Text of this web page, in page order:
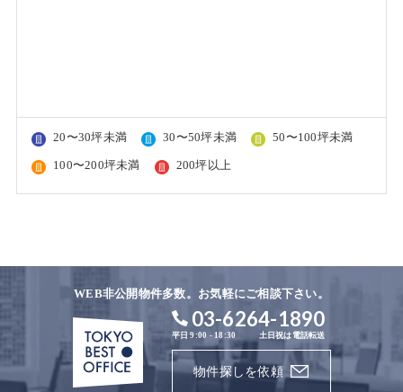
20〜30坪未満 30〜50坪未満 50〜100坪未満
100〜200坪未満 200坪以上
WEB非公開物件多数。お気軽にご相談下さい。
03-6264-1890
平日 9:00 - 18:30 土日祝は電話転送
物件探しを依頼